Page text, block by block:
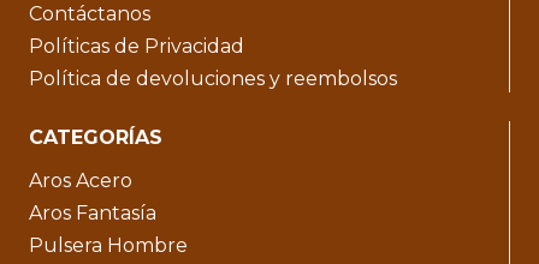
Contáctanos
Políticas de Privacidad
Política de devoluciones y reembolsos
CATEGORÍAS
Aros Acero
Aros Fantasía
Pulsera Hombre